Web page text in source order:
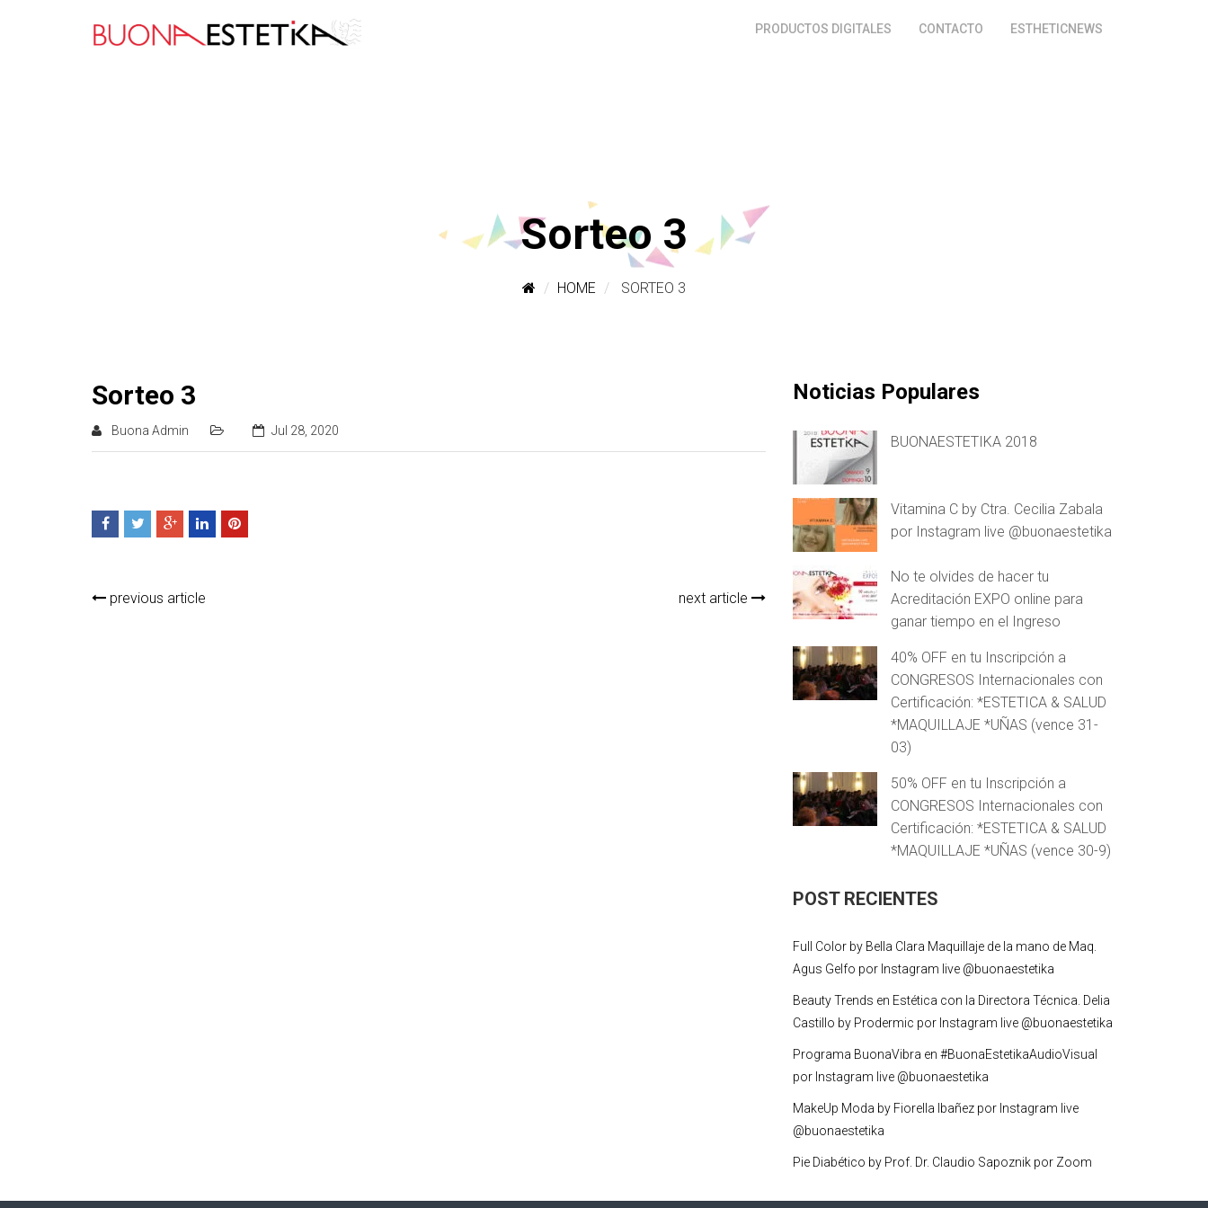
PRODUCTOS DIGITALES CONTACTO ESTHETICNEWS
Sorteo 3
HOME SORTEO 3
Sorteo 3
Buona Admin Jul 28, 2020
previous article next article
Noticias Populares
BUONAESTETIKA 2018
Vitamina C by Ctra. Cecilia Zabala
por Instagram live @buonaestetika
No te olvides de hacer tu
Acreditación EXPO online para
ganar tiempo en el Ingreso
40% OFF en tu Inscripción a
CONGRESOS Internacionales con
Certificación: *ESTETICA & SALUD
*MAQUILLAJE *UÑAS (vence 31-
03)
50% OFF en tu Inscripción a
CONGRESOS Internacionales con
Certificación: *ESTETICA & SALUD
*MAQUILLAJE *UÑAS (vence 30-9)
POST RECIENTES
Full Color by Bella Clara Maquillaje de la mano de Maq.
Agus Gelfo por Instagram live @buonaestetika
Beauty Trends en Estética con la Directora Técnica. Delia
Castillo by Prodermic por Instagram live @buonaestetika
Programa BuonaVibra en #BuonaEstetikaAudioVisual
por Instagram live @buonaestetika
MakeUp Moda by Fiorella Ibañez por Instagram live
@buonaestetika
Pie Diabético by Prof. Dr. Claudio Sapoznik por Zoom